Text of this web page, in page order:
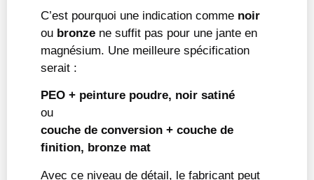
C’est pourquoi une indication comme noir
ou bronze ne suffit pas pour une jante en
magnésium. Une meilleure spécification
serait :
PEO + peinture poudre, noir satiné
ou
couche de conversion + couche de
finition, bronze mat
Avec ce niveau de détail, le fabricant peut